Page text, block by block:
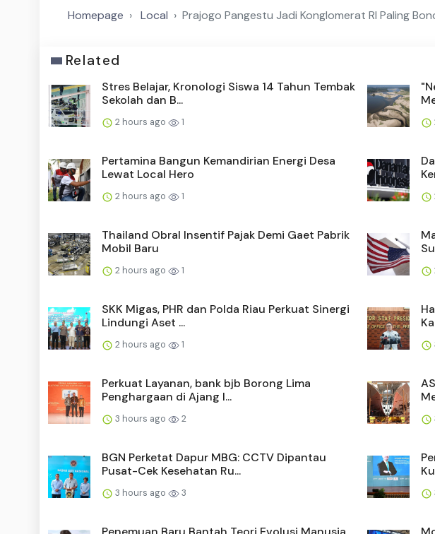
Homepage Local Prajogo Pangestu Jadi Konglomerat RI Paling
Related
Stres Belajar, Kronologi Siswa 14 Tahun Tembak
Sekolah dan B...
2 hours ago 1
Pertamina Bangun Kemandirian Energi Desa
Lewat Local Hero
2 hours ago 1
Thailand Obral Insentif Pajak Demi Gaet Pabrik
Mobil Baru
2 hours ago 1
SKK Migas, PHR dan Polda Riau Perkuat Sinergi
Lindungi Aset ...
2 hours ago 1
Perkuat Layanan, bank bjb Borong Lima
Penghargaan di Ajang I...
3 hours ago 2
BGN Perketat Dapur MBG: CCTV Dipantau
Pusat-Cek Kesehatan Ru...
3 hours ago 3